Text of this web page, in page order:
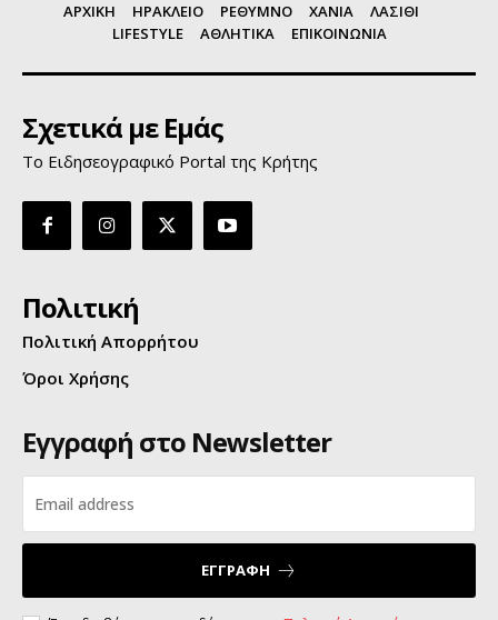
ΑΡΧΙΚΗ ΗΡΑΚΛΕΙΟ ΡΕΘΥΜΝΟ ΧΑΝΙΑ
ΛΑΣΙΘΙ
LIFESTYLE
ΑΘΛΗΤΙΚΑ ΕΠΙΚΟΙΝΩΝΙΑ
Σχετικά με Εμάς
Το Ειδησεογραφικό Portal της Κρήτης
Πολιτική
Πολιτική Απορρήτου
Όροι Χρήσης
Εγγραφή στο Newsletter
ΕΓΓΡΑΦΗ